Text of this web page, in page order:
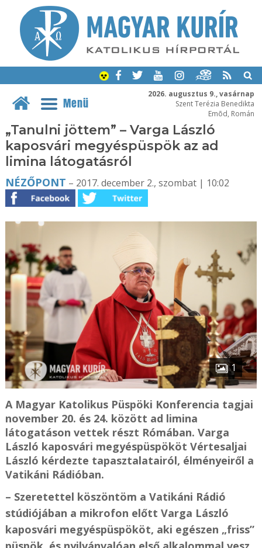
2026. augusztus 9., vasárnap
Szent Terézia Benedikta
Emõd, Román
Menü
„Tanulni jöttem” – Varga László
kaposvári megyéspüspök az ad
limina látogatásról
NÉZŐPONT – 2017. december 2., szombat | 10:02
1
A Magyar Katolikus Püspöki Konferencia tagjai
november 20. és 24. között ad limina
látogatáson vettek részt Rómában. Varga
László kaposvári megyéspüspököt Vértesaljai
László kérdezte tapasztalatairól, élményeiről a
Vatikáni Rádióban.
– Szeretettel köszöntöm a Vatikáni Rádió
stúdiójában a mikrofon előtt Varga László
kaposvári megyéspüspököt, aki egészen „friss”